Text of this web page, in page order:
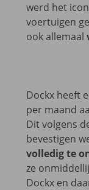
werd het
voertuigen
ook allemaal
Dockx heeft
per maand
Dit volgens
bevestigen
volledig te
ze
Dockx en